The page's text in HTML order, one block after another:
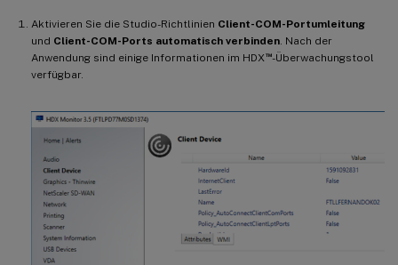
Aktivieren Sie die Studio-Richtlinien Client-COM-Portumleitung
und Client-COM-Ports automatisch verbinden . Nach der
Anwendung sind einige Informationen im HDX ™-Überwachungstool
verfügbar.